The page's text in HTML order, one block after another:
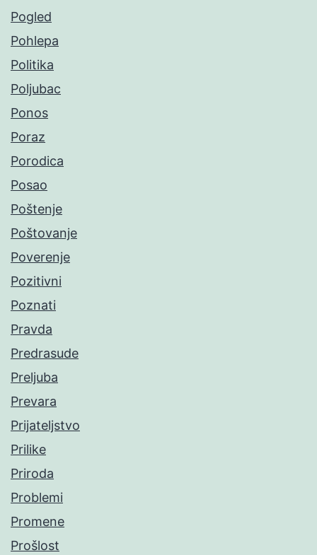
Pogled
Pohlepa
Politika
Poljubac
Ponos
Poraz
Porodica
Posao
Poštenje
Poštovanje
Poverenje
Pozitivni
Poznati
Pravda
Predrasude
Preljuba
Prevara
Prijateljstvo
Prilike
Priroda
Problemi
Promene
Prošlost